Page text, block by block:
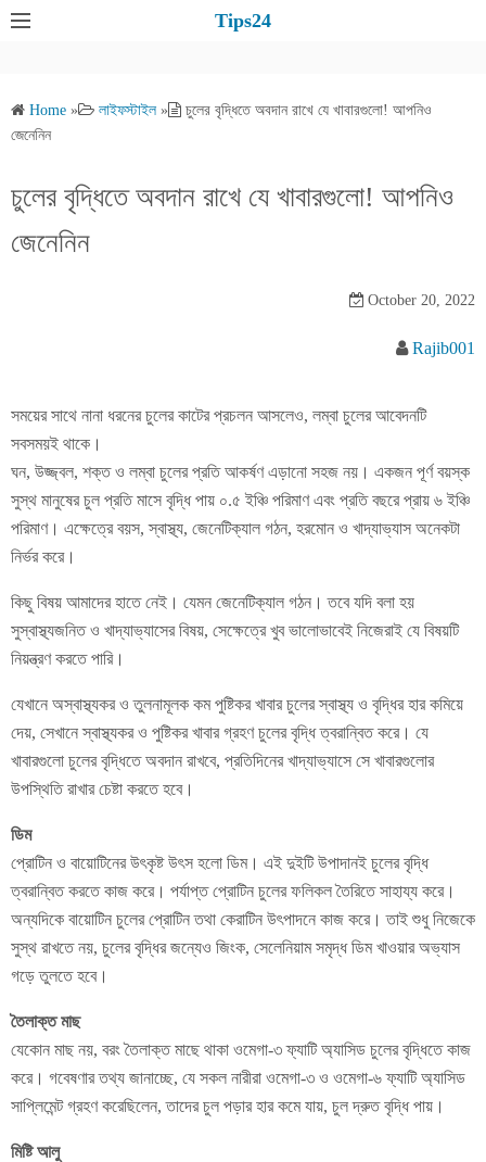
Tips24
Home » লাইফস্টাইল »
চুলের বৃদ্ধিতে অবদান রাখে যে খাবারগুলো! আপনিও
জেনেনিন
চুলের বৃদ্ধিতে অবদান রাখে যে খাবারগুলো! আপনিও
জেনেনিন
October 20, 2022
Rajib001
সময়ের সাথে নানা ধরনের চুলের কাটের প্রচলন আসলেও, লম্বা চুলের আবেদনটি
সবসময়ই থাকে।
ঘন, উজ্জ্বল, শক্ত ও লম্বা চুলের প্রতি আকর্ষণ এড়ানো সহজ নয়। একজন পূর্ণ বয়স্ক
সুস্থ মানুষের চুল প্রতি মাসে বৃদ্ধি পায় ০.৫ ইঞ্চি পরিমাণ এবং প্রতি বছরে প্রায় ৬ ইঞ্চি
পরিমাণ। এক্ষেত্রে বয়স, স্বাস্থ্য, জেনেটিক্যাল গঠন, হরমোন ও খাদ্যাভ্যাস অনেকটা
নির্ভর করে।
কিছু বিষয় আমাদের হাতে নেই। যেমন জেনেটিক্যাল গঠন। তবে যদি বলা হয়
সুস্বাস্থ্যজনিত ও খাদ্যাভ্যাসের বিষয়, সেক্ষেত্রে খুব ভালোভাবেই নিজেরাই যে বিষয়টি
নিয়ন্ত্রণ করতে পারি।
যেখানে অস্বাস্থ্যকর ও তুলনামূলক কম পুষ্টিকর খাবার চুলের স্বাস্থ্য ও বৃদ্ধির হার কমিয়ে
দেয়, সেখানে স্বাস্থ্যকর ও পুষ্টিকর খাবার গ্রহণ চুলের বৃদ্ধি ত্বরান্বিত করে। যে
খাবারগুলো চুলের বৃদ্ধিতে অবদান রাখবে, প্রতিদিনের খাদ্যাভ্যাসে সে খাবারগুলোর
উপস্থিতি রাখার চেষ্টা করতে হবে।
ডিম
প্রোটিন ও বায়োটিনের উৎকৃষ্ট উৎস হলো ডিম। এই দুইটি উপাদানই চুলের বৃদ্ধি
ত্বরান্বিত করতে কাজ করে। পর্যাপ্ত প্রোটিন চুলের ফলিকল তৈরিতে সাহায্য করে।
অন্যদিকে বায়োটিন চুলের প্রোটিন তথা কেরাটিন উৎপাদনে কাজ করে। তাই শুধু নিজেকে
সুস্থ রাখতে নয়, চুলের বৃদ্ধির জন্যেও জিংক, সেলেনিয়াম সমৃদ্ধ ডিম খাওয়ার অভ্যাস
গড়ে তুলতে হবে।
তৈলাক্ত মাছ
যেকোন মাছ নয়, বরং তৈলাক্ত মাছে থাকা ওমেগা-৩ ফ্যাটি অ্যাসিড চুলের বৃদ্ধিতে কাজ
করে। গবেষণার তথ্য জানাচ্ছে, যে সকল নারীরা ওমেগা-৩ ও ওমেগা-৬ ফ্যাটি অ্যাসিড
সাপ্লিমেন্ট গ্রহণ করেছিলেন, তাদের চুল পড়ার হার কমে যায়, চুল দ্রুত বৃদ্ধি পায়।
মিষ্টি আলু